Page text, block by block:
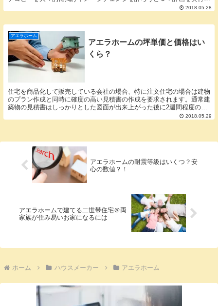
2018.05.28
アエラホーム
アエラホームの坪単価と価格はい
くら？
住宅を商品化して販売している会社の場合、特に注文住宅の場合は建物
のプラン作成と同時に確度の高い見積書の作成を要求されます。通常建
築物の見積書はしっかりとした図面が出来上がった後に2週間程度の時
2018.05.29
アエラホームの耐震等級はいくつ？安
心の数値？！
アエラホームで建てる二世帯住宅＠両
家族が住み易いお家になるには
ホーム ハウスメーカー アエラホーム